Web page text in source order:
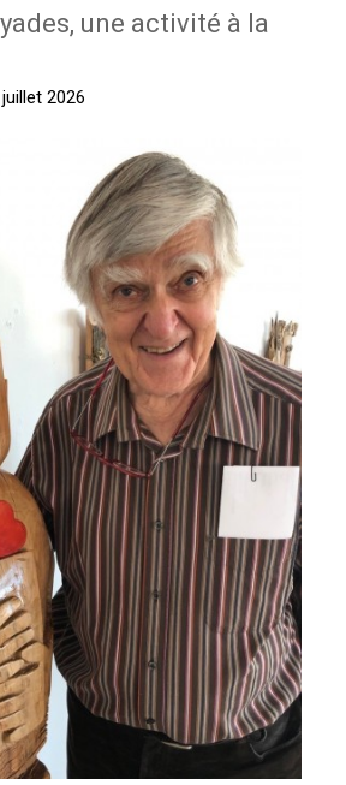
une activité à la
2026